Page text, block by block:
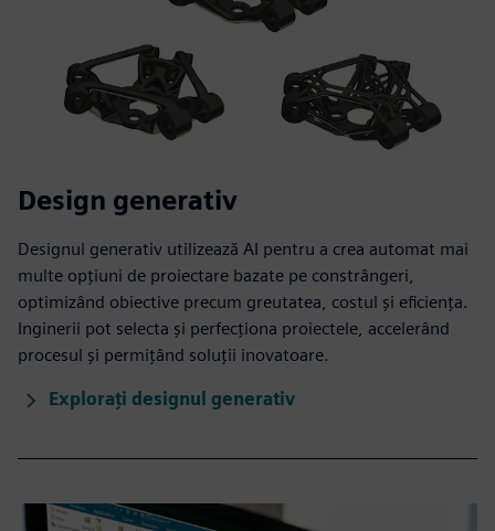
Design generativ
Designul generativ utilizează AI pentru a crea automat mai
multe opțiuni de proiectare bazate pe constrângeri,
optimizând obiective precum greutatea, costul și eficiența.
Inginerii pot selecta și perfecționa proiectele, accelerând
procesul și permițând soluții inovatoare.
Explorați designul generativ